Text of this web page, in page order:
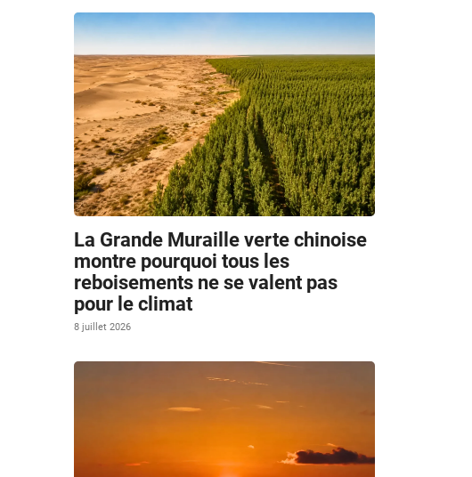
La Grande Muraille verte chinoise
montre pourquoi tous les
reboisements ne se valent pas
pour le climat
8 juillet 2026